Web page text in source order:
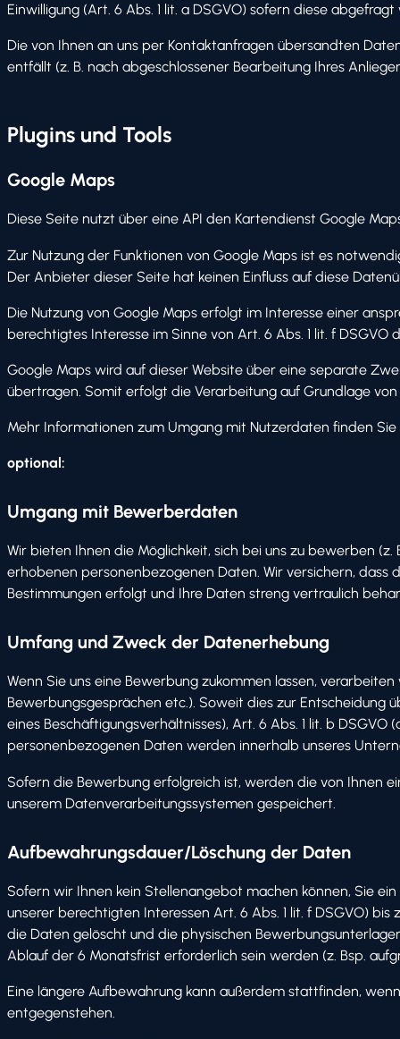
Einwilligung (Art. 6 Abs. 1 lit. a DSGVO) sofern diese abgefragt
Die von Ihnen an uns per Kontaktanfragen übersandten
entfällt (z. B. nach abgeschlossener Bearbeitung Ihres
Plugins und Tools
Google Maps
Diese Seite nutzt über eine API den Kartendienst Google
Zur Nutzung der Funktionen von Google Maps ist es
Der Anbieter dieser Seite hat keinen Einfluss auf diese
Die Nutzung von Google Maps erfolgt im Interesse einer
berechtigtes Interesse im Sinne von Art. 6 Abs. 1 lit. f DSGVO
Google Maps wird auf dieser Website über eine separate
übertragen. Somit erfolgt die Verarbeitung auf Grundlage von
Mehr Informationen zum Umgang mit Nutzerdaten finden
optional:
Umgang mit Bewerberdaten
Wir bieten Ihnen die Möglichkeit, sich bei uns zu bewerben
erhobenen personenbezogenen Daten. Wir versichern,
Bestimmungen erfolgt und Ihre Daten streng vertraulich
Umfang und Zweck der Datenerhebung
Wenn Sie uns eine Bewerbung zukommen lassen,
Bewerbungsgesprächen etc.). Soweit dies zur Entscheidung
eines Beschäftigungsverhältnisses), Art. 6 Abs. 1 lit. b
personenbezogenen Daten werden innerhalb unseres
Sofern die Bewerbung erfolgreich ist, werden die von Ihnen
unserem Datenverarbeitungssystemen gespeichert.
Aufbewahrungsdauer/Löschung der Daten
Sofern wir Ihnen kein Stellenangebot machen können, Sie
unserer berechtigten Interessen Art. 6 Abs. 1 lit. f DSGVO)
die Daten gelöscht und die physischen
Ablauf der 6 Monatsfrist erforderlich sein werden (z. Bsp.
Eine längere Aufbewahrung kann außerdem stattfinden,
entgegenstehen.